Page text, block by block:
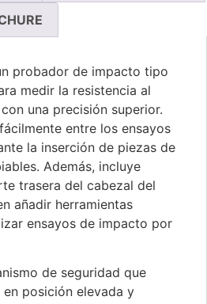
probador de impacto tipo
medir la resistencia al
una precisión superior.
entre los ensayos
la inserción de piezas de
Además, incluye
trasera del cabezal del
añadir herramientas
ensayos de impacto por
de seguridad que
posición elevada y